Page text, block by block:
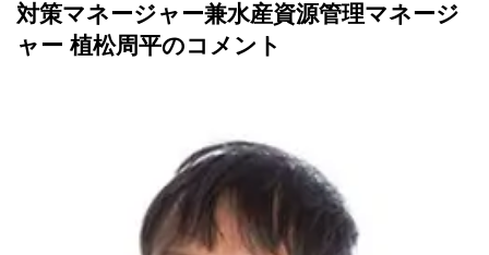
対策マネージャー兼水産資源管理マネージ
ャー 植松周平のコメント